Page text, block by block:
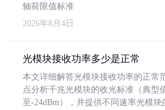
轴荷限值标准
2026年8月4日
光模块接收功率多少是正常
本文详细解答光模块接收功率的正常
点分析千兆光模块的收光标准（典型
至-24dBm），并提供不同速率光模